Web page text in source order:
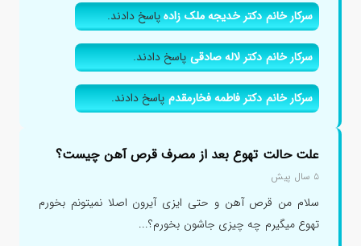
سرکار خانم دکتر خدیجه ملک زادهپاسخ دادند.
سرکار خانم دکتر لاله صادقیپاسخ دادند.
سرکار خانم دکتر فاطمه فخارمقدمپاسخ دادند.
علت حالت تهوع بعد از مصرف قرص آهن چیست؟
۵ سال پیش
سلام من قرص آهن و حتی ایزی آیرون اصلا نمیتونم بخورم
تهوع میگیرم چه چیزی جاشون بخورم؟...